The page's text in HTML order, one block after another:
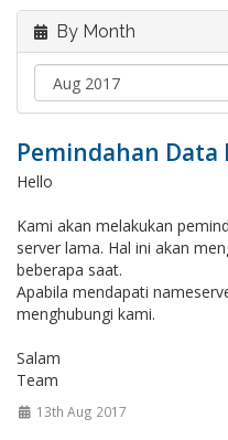
By Month
Pemindahan Data
Hello
Kami akan melakukan
server lama. Hal ini akan
beberapa saat.
Apabila mendapati
menghubungi kami.
Salam
Team
13th Aug 2017